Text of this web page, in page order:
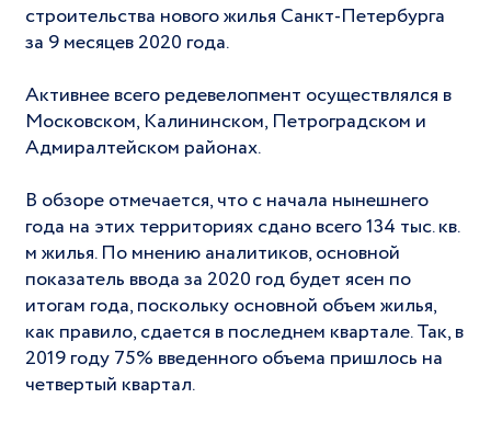
строительства нового жилья Санкт-Петербурга
за 9 месяцев 2020 года.
Активнее всего редевелопмент осуществлялся в
Московском, Калининском, Петроградском и
Адмиралтейском районах.
В обзоре отмечается, что с начала нынешнего
года на этих территориях сдано всего 134 тыс. кв.
м жилья. По мнению аналитиков, основной
показатель ввода за 2020 год будет ясен по
итогам года, поскольку основной объем жилья,
как правило, сдается в последнем квартале. Так, в
2019 году 75% введенного объема пришлось на
четвертый квартал.